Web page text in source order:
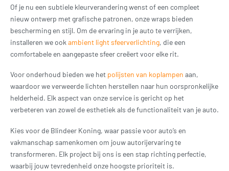
Of je nu een subtiele kleurverandering wenst of een compleet
nieuw ontwerp met grafische patronen, onze wraps bieden
bescherming en stijl. Om de ervaring in je auto te verrijken,
installeren we ook ambient light sfeerverlichting, die een
comfortabele en aangepaste sfeer creëert voor elke rit.
Voor onderhoud bieden we het polijsten van koplampen aan,
waardoor we verweerde lichten herstellen naar hun oorspronkelijke
helderheid. Elk aspect van onze service is gericht op het
verbeteren van zowel de esthetiek als de functionaliteit van je auto.
Kies voor de Blindeer Koning, waar passie voor auto’s en
vakmanschap samenkomen om jouw autorijervaring te
transformeren. Elk project bij ons is een stap richting perfectie,
waarbij jouw tevredenheid onze hoogste prioriteit is.